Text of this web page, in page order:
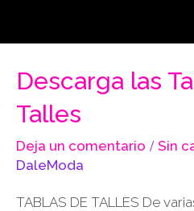
Descarga las
Talles
Deja un comentario / Sin
DaleModa
TABLAS DE TALLES De